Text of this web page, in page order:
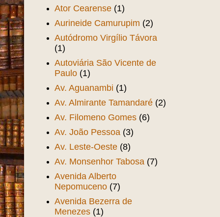
Ator Cearense (1)
Aurineide Camurupim (2)
Autódromo Virgílio Távora
(1)
Autoviária São Vicente de
Paulo (1)
Av. Aguanambi (1)
Av. Almirante Tamandaré (2)
Av. Filomeno Gomes (6)
Av. João Pessoa (3)
Av. Leste-Oeste (8)
Av. Monsenhor Tabosa (7)
Avenida Alberto
Nepomuceno (7)
Avenida Bezerra de
Menezes (1)